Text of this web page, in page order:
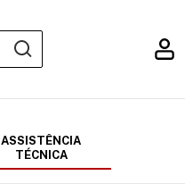
ASSISTÊNCIA
TÉCNICA